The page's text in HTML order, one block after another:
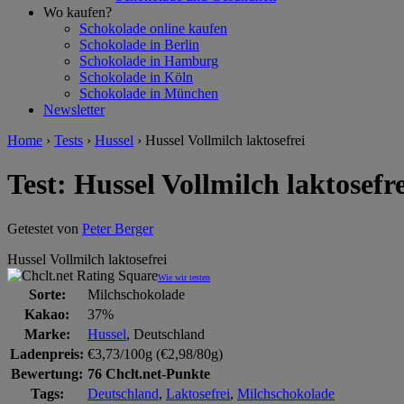
Wo kaufen?
Schokolade online kaufen
Schokolade in Berlin
Schokolade in Hamburg
Schokolade in Köln
Schokolade in München
Newsletter
Home › Tests › Hussel › Hussel Vollmilch laktosefrei
Test: Hussel Vollmilch
Getestet von Peter Berger
Hussel Vollmilch laktosefrei
Wie wir testen
Sorte:
Milchschokolade
Kakao:
37%
Marke:
Hussel, Deutschland
Ladenpreis: €3,73/100g (€2,98/80g)
Bewertung: 76 Chclt.net-Punkte
Tags:
Deutschland, Laktosefrei, Milchschokolade